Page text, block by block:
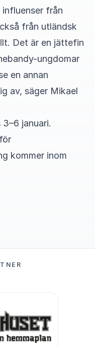
från
från utländsk
Det är en jättefin
ungdomar
en annan
av, säger Mikael
januari.
kommer inom